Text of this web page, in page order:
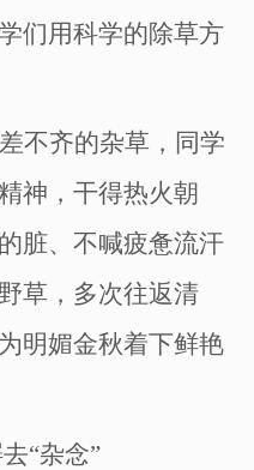
们用科学的除草方
不齐的杂草，同学
神，干得热火朝
脏、不喊疲惫流汗
草，多次往返清
明媚金秋着下鲜艳
“杂念”